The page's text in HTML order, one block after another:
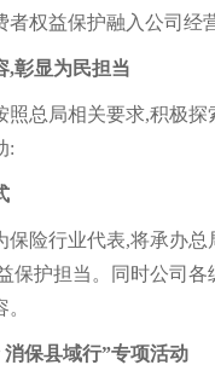
者权益保护融入公司经
,彰显为民担当
照总局相关要求,积极
:
保险行业代表,将承办
保护担当。同时公司
保县域行”专项活动